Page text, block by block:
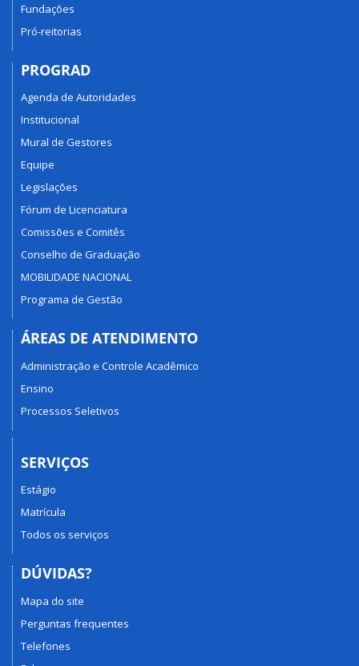
Fundações
Pró-reitorias
PROGRAD
Agenda de Autoridades
Institucional
Mural de Gestores
Equipe
Legislações
Fórum de Licenciatura
Comissões e Comitês
Conselho de Graduação
MOBILIDADE NACIONAL
Programa de Gestão
ÁREAS DE ATENDIMENTO
Administração e Controle Acadêmico
Ensino
Processos Seletivos
SERVIÇOS
Estágio
Matrícula
Todos os serviços
DÚVIDAS?
Mapa do site
Perguntas frequentes
Telefones